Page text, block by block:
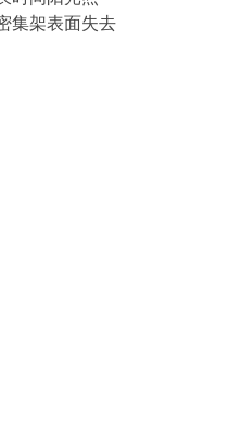
集架表面失去